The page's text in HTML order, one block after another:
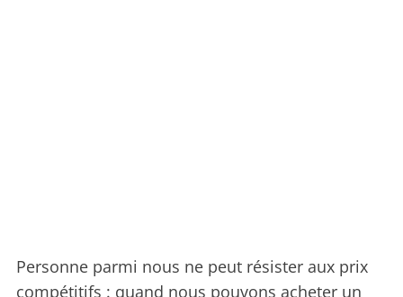
Personne parmi nous ne peut résister aux prix
compétitifs : quand nous pouvons acheter un